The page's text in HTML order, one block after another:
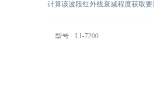
计算该波段红外线衰减程度获取要
型号 : LI-7200